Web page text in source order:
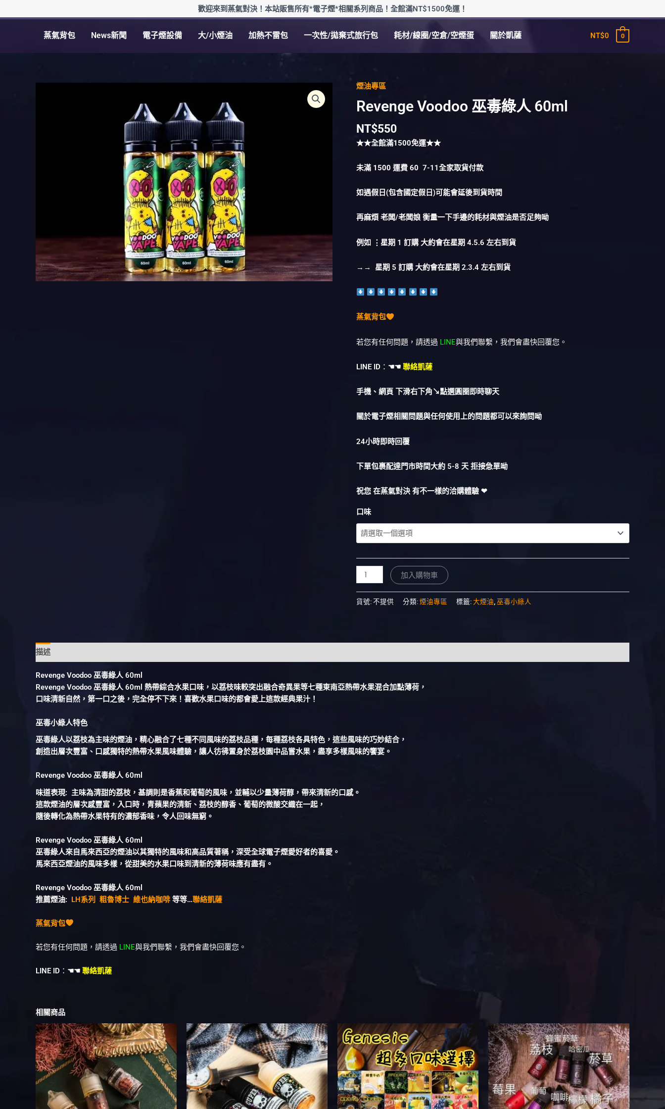
至
歡迎來到蒸氣對決！本站販售所有*電子煙*相關系列商品！全館滿NT$1500免運！
蒸氣背包 News新聞 電子煙設備 大/小煙油 加熱不雷包 一次性/拋棄式旅行包 耗材/線圈/空倉/空煙蛋 關於凱薩 NT$0 0
煙油專區
Revenge Voodoo 巫毒綠人 60ml
NT$550
★★全館滿1500免運★★
未滿 1500 運費 60 7-11全家取貨付款
如遇假日(包含國定假日)可能會延後到貨時間
再麻煩 老闆/老闆娘 衡量一下手邊的耗材與煙油是否足夠呦
例如 ⋮星期 1 訂購 大約會在星期 4.5.6 左右到貨
→→ 星期 5 訂購 大約會在星期 2.3.4 左右到貨
蒸氣背包
若您有任何問題，請透過 LINE與我們聯繫，我們會盡快回覆您。
LINE ID ： ☚☚ 聯絡凱薩
手機、網頁 下滑右下角↘︎點選圓圈即時聊天
關於電子煙相關問題與任何使用上的問題都可以來詢問呦
24小時即時回覆
下單包裹配達門市時間大約 5-8 天 拒接急單呦
祝您 在蒸氣對決 有不一樣的洽購體驗 ❤︎
口味
Revenge
Voodoo
巫
毒
綠
人
數
加入購物車
貨號:不提供 分類:煙油專區 標籤:大煙油 巫毒小綠人
描述
Revenge Voodoo 巫毒綠人 60ml
Revenge Voodoo 巫毒綠人 60ml 熱帶綜合水果口味，以荔枝味較突出融合奇異果等七種東南亞熱帶水果混合加點薄荷，
口味清新自然，第一口之後，完全停不下來！喜歡水果口味的都會愛上這款經典果汁！
巫毒小綠人特色
巫毒綠人以荔枝為主味的煙油，精心融合了七種不同風味的荔枝品種，每種荔枝各具特色，這些風味的巧妙結合，
創造出層次豐富、口感獨特的熱帶水果風味體驗，讓人彷彿置身於荔枝園中品嘗水果，盡享多樣風味的饗宴。
Revenge Voodoo 巫毒綠人 60ml
味道表現: 主味為清甜的荔枝，基調則是香蕉和葡萄的風味，並輔以少量薄荷醇，帶來清新的口感。
這款煙油的層次感豐富，入口時，青蘋果的清新、荔枝的醇香、葡萄的微酸交織在一起，
隨後轉化為熱帶水果特有的濃郁香味，令人回味無窮。
Revenge Voodoo 巫毒綠人 60ml
巫毒綠人來自馬來西亞的煙油以其獨特的風味和高品質著稱，深受全球電子煙愛好者的喜愛。
馬來西亞煙油的風味多樣，從甜美的水果口味到清新的薄荷味應有盡有。
Revenge Voodoo 巫毒綠人 60ml
推薦煙油: LH系列 粗魯博士 維也納咖啡 等等…聯絡凱薩
蒸氣背包
若您有任何問題，請透過 LINE與我們聯繫，我們會盡快回覆您。
LINE ID ： ☚☚ 聯絡凱薩
相關商品
此
產
品
有
多
種
款
此
產
品
有
多
種
款
格
範
圍：
NT$450
到
NT$1,200
此
產
品
有
多
種
款
此
產
品
有
多
種
款